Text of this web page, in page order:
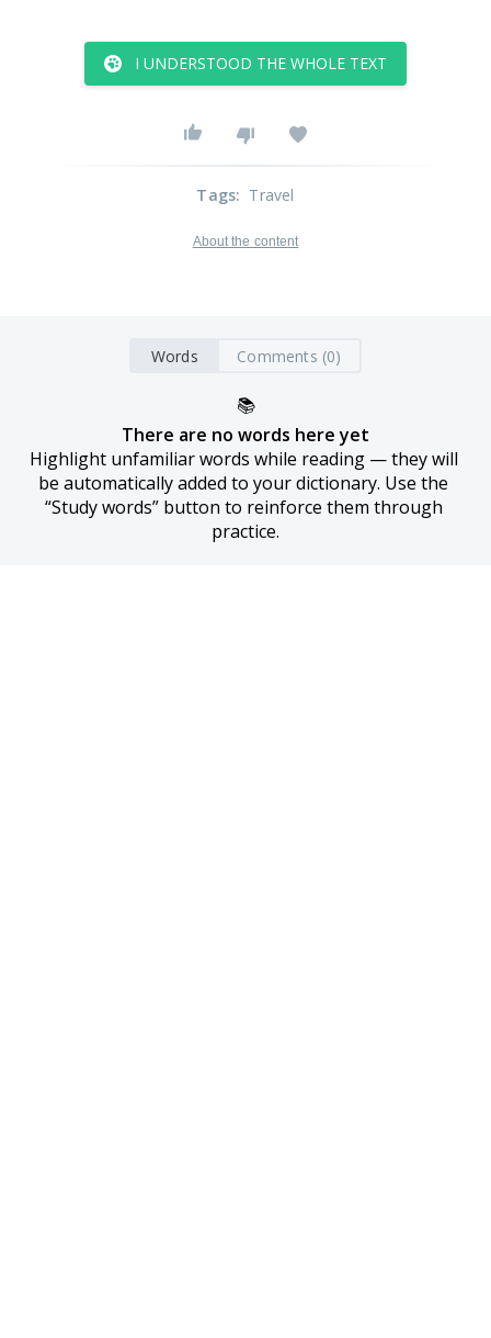
I UNDERSTOOD THE WHOLE TEXT
Tags: Travel
About the content
Words Comments (0)
📚
There are no words here yet
Highlight unfamiliar words while reading — they will
be automatically added to your dictionary. Use the
“Study words” button to reinforce them through
practice.